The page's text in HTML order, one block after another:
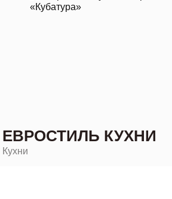
ЕВРОСТИЛЬ КУХНИ
Кухни